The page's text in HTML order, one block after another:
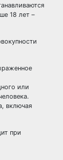
18 лет –
или
включая
при